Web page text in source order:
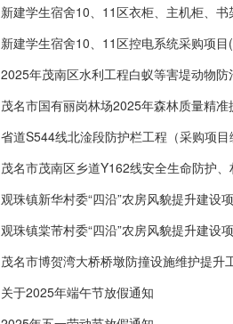
新建学生宿舍10、11区衣柜、主机柜、
新建学生宿舍10、11区控电系统采购项
2025年茂南区水利工程白蚁等害堤动物
茂名市国有丽岗林场2025年森林质量精
省道S544线北淦段防护栏工程（采购项
茂名市茂南区乡道Y162线安全生命防护
观珠镇新华村委“四沿”农房风貌提升建
观珠镇棠芾村委“四沿”农房风貌提升建
茂名市博贺湾大桥桥墩防撞设施维护提
关于2025年端午节放假通知